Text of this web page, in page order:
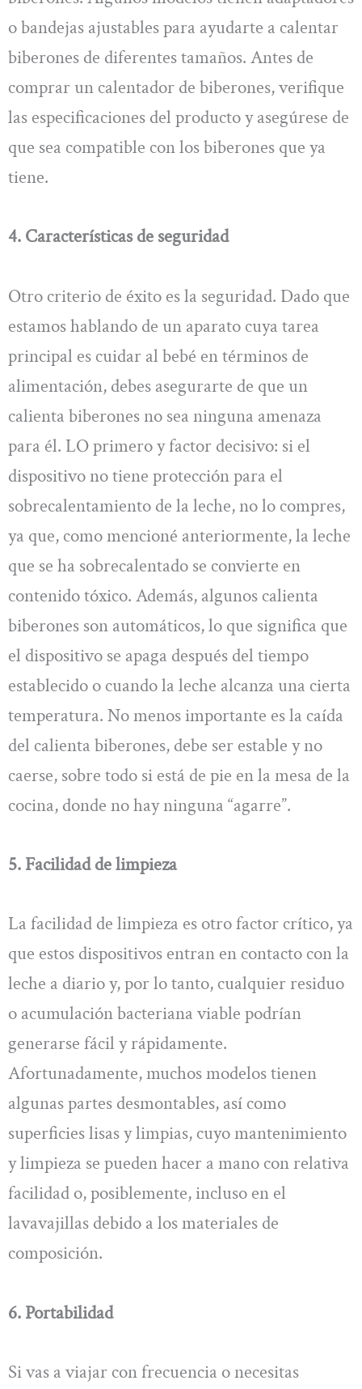
o bandejas ajustables para ayudarte a calentar
biberones de diferentes tamaños. Antes de
comprar un calentador de biberones, verifique
las especificaciones del producto y asegúrese de
que sea compatible con los biberones que ya
tiene.
4. Características de seguridad
Otro criterio de éxito es la seguridad. Dado que
estamos hablando de un aparato cuya tarea
principal es cuidar al bebé en términos de
alimentación, debes asegurarte de que un
calienta biberones no sea ninguna amenaza
para él. LO primero y factor decisivo: si el
dispositivo no tiene protección para el
sobrecalentamiento de la leche, no lo compres,
ya que, como mencioné anteriormente, la leche
que se ha sobrecalentado se convierte en
contenido tóxico. Además, algunos calienta
biberones son automáticos, lo que significa que
el dispositivo se apaga después del tiempo
establecido o cuando la leche alcanza una cierta
temperatura. No menos importante es la caída
del calienta biberones, debe ser estable y no
caerse, sobre todo si está de pie en la mesa de la
cocina, donde no hay ninguna “agarre”.
5. Facilidad de limpieza
La facilidad de limpieza es otro factor crítico, ya
que estos dispositivos entran en contacto con la
leche a diario y, por lo tanto, cualquier residuo
o acumulación bacteriana viable podrían
generarse fácil y rápidamente.
Afortunadamente, muchos modelos tienen
algunas partes desmontables, así como
superficies lisas y limpias, cuyo mantenimiento
y limpieza se pueden hacer a mano con relativa
facilidad o, posiblemente, incluso en el
lavavajillas debido a los materiales de
composición.
6. Portabilidad
Si vas a viajar con frecuencia o necesitas